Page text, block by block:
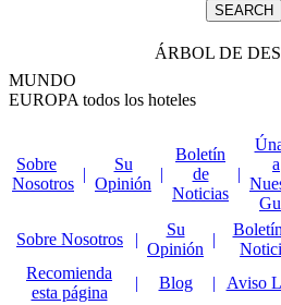
ÁRBOL DE
MUNDO
EUROPA todos los hoteles
Sobre
Nosotros
|
Su
Opinión
|
Boletín
de
Noticias
|
a
Sobre Nosotros |
Su
Opinión
|
Recomienda
esta página
| Blog | Aviso